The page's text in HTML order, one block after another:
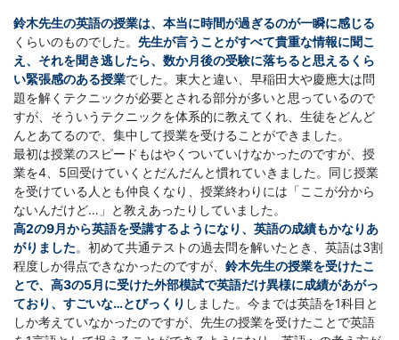
鈴木先生の英語の授業は、本当に時間が過ぎるのが一瞬に感じる
くらいのものでした。 先生が言うことがすべて貴重な情報に聞こ
え、それを聞き逃したら、数か月後の受験に落ちると思えるくら
い緊張感のある授業でした。東大と違い、早稲田大や慶應大は問
題を解くテクニックが必要とされる部分が多いと思っているので
すが、そういうテクニックを体系的に教えてくれ、生徒をどんど
んとあてるので、集中して授業を受けることができました。
最初は授業のスピードもはやくついていけなかったのですが、授
業を4、5回受けていくとだんだんと慣れていきました。同じ授業
を受けている人とも仲良くなり、授業終わりには「ここが分から
ないんだけど…」と教えあったりしていました。
高2の9月から英語を受講するようになり、英語の成績もかなりあ
がりました。初めて共通テストの過去問を解いたとき、英語は3割
程度しか得点できなかったのですが、 鈴木先生の授業を受けたこ
とで、高3の5月に受けた外部模試で英語だけ異様に成績があがっ
ており、すごいな…とびっくり しました。今までは英語を1科目と
しか考えていなかったのですが、先生の授業を受けたことで英語